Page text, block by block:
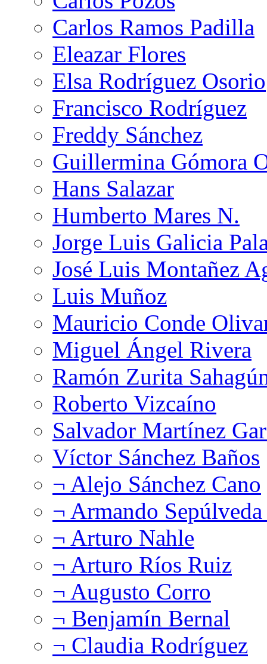
Carlos Ramos Padilla
Eleazar Flores
Elsa Rodríguez Osorio
Francisco Rodríguez
Freddy Sánchez
Guillermina Gómora
Hans Salazar
Humberto Mares N.
Jorge Luis Galicia
José Luis Montañez
Luis Muñoz
Mauricio Conde
Miguel Ángel Rivera
Ramón Zurita
Roberto Vizcaíno
Salvador Martínez
Víctor Sánchez Baños
¬ Alejo Sánchez Cano
¬ Armando
¬ Arturo Nahle
¬ Arturo Ríos Ruiz
¬ Augusto Corro
¬ Benjamín Bernal
¬ Claudia Rodríguez